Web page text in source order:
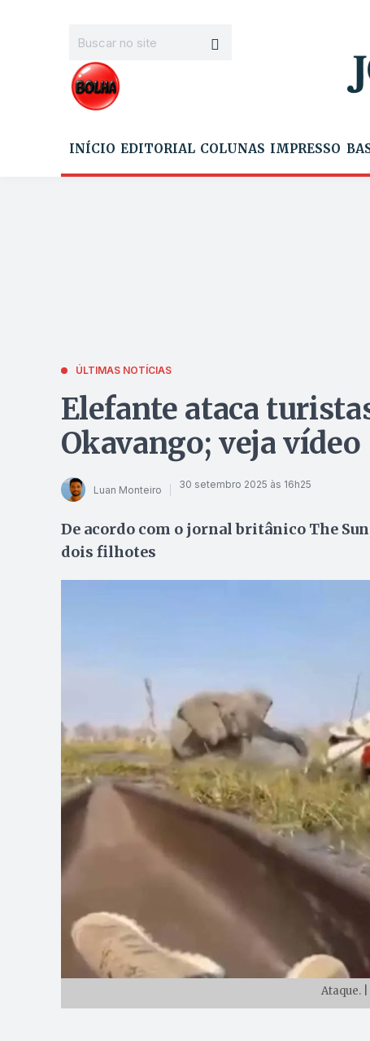
INÍCIO EDITORIAL COLUNAS IMPRESSO
ÚLTIMAS NOTÍCIAS
Elefante ataca
Okavango; veja vídeo
Luan Monteiro 30 setembro 2025 às 16h25
De acordo com o jornal britânico The
dois filhotes
Ataque.